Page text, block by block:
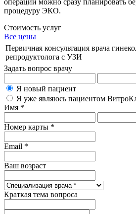
процедуру ЭКО.
Стоимость услуг
Все цены
Первичная консультация врача
репродуктолога с УЗИ
Задать вопрос врачу
Я новый пациент
Я уже являюсь пациентом
Имя *
Номер карты *
Email *
Ваш возраст
Краткая тема вопроса